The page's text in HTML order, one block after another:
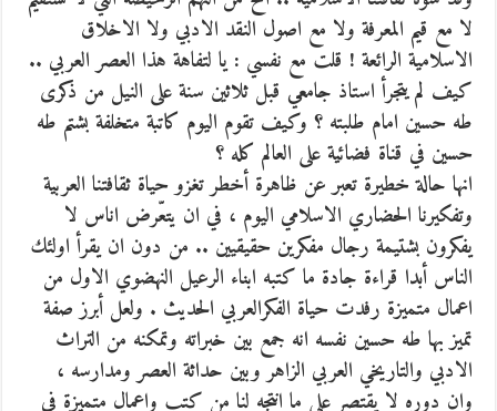
لا مع قيم المعرفة ولا مع اصول النقد الادبي ولا الاخلاق
الاسلامية الرائعة ! قلت مع نفسي : يا لتفاهة هذا العصر العربي ..
كيف لم يتجرأ استاذ جامعي قبل ثلاثين سنة على النيل من ذكرى
طه حسين امام طلبته ؟ وكيف تقوم اليوم كاتبة متخلفة بشتم طه
حسين في قناة فضائية على العالم كله ؟
انها حالة خطيرة تعبر عن ظاهرة أخطر تغزو حياة ثقافتنا العربية
وتفكيرنا الحضاري الاسلامي اليوم ، في ان يتعّرض اناس لا
يفكرون بشتيمة رجال مفكرين حقيقيين .. من دون ان يقرأ اولئك
الناس أبدا قراءة جادة ما كتبه ابناء الرعيل النهضوي الاول من
اعمال متميزة رفدت حياة الفكرالعربي الحديث . ولعل أبرز صفة
تميز بها طه حسين نفسه انه جمع بين خبراته وتمكنه من التراث
الادبي والتاريخي العربي الزاهر وبين حداثة العصر ومدارسه ،
وان دوره لا يقتصر على ما انتجه لنا من كتب واعمال متميزة في